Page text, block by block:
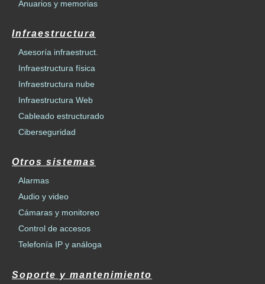
Anuarios y memorias
Infraestructura
Asesoría infraestruct.
Infraestructura física
Infraestructura nube
Infraestructura Web
Cableado estructurado
Ciberseguridad
Otros sistemas
Alarmas
Audio y video
Cámaras y monitoreo
Control de accesos
Telefonía IP y análoga
Soporte y mantenimiento